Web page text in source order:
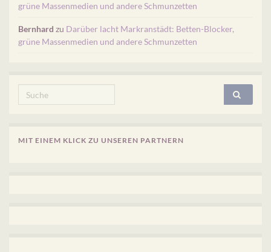
grüne Massenmedien und andere Schmunzetten
Bernhard zu Darüber lacht Markranstädt: Betten-Blocker,
grüne Massenmedien und andere Schmunzetten
Search for:
MIT EINEM KLICK ZU UNSEREN PARTNERN